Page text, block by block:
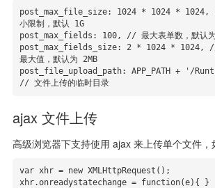
post_max_file_size: 1024 * 1024 * 1024,
小限制，默认 1G
post_max_fields: 100, // 最大表单数，默认
post_max_fields_size: 2 * 1024 * 1024, //
最大值，默认为 2MB
post_file_upload_path: APP_PATH + '/
// 文件上传的临时目录
ajax 文件上传
高级浏览器下支持使用 ajax 来上传单个文件，
var xhr = new XMLHttpRequest();
xhr.onreadystatechange = function(e){ }